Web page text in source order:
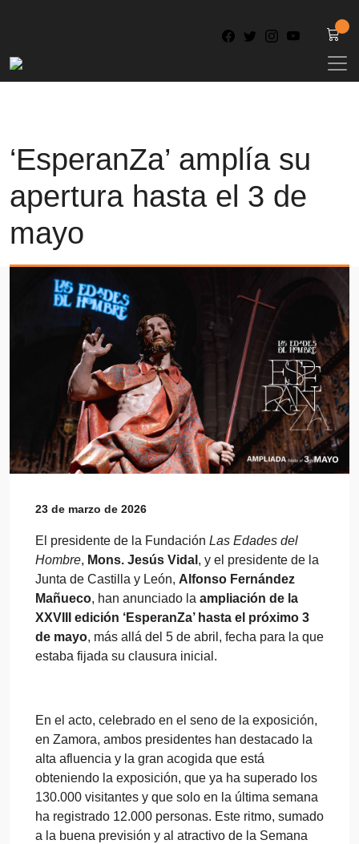
‘EsperanZa’ amplía su
apertura hasta el 3 de
mayo
23 de marzo de 2026
El presidente de la Fundación Las Edades del
Hombre, Mons. Jesús Vidal , y el presidente de la
Junta de Castilla y León, Alfonso Fernández
Mañueco, han anunciado la ampliación de la
XXVIII edición ‘EsperanZa’ hasta el próximo 3
de mayo, más allá del 5 de abril, fecha para la que
estaba fijada su clausura inicial.
En el acto, celebrado en el seno de la exposición,
en Zamora, ambos presidentes han destacado la
alta afluencia y la gran acogida que está
obteniendo la exposición, que ya ha superado los
130.000 visitantes y que solo en la última semana
ha registrado 12.000 personas. Este ritmo, sumado
a la buena previsión y al atractivo de la Semana